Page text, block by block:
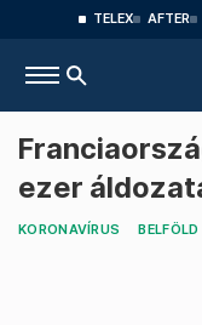
TELEX AFTER
ezer
KORONAVÍRUS BELFÖLD